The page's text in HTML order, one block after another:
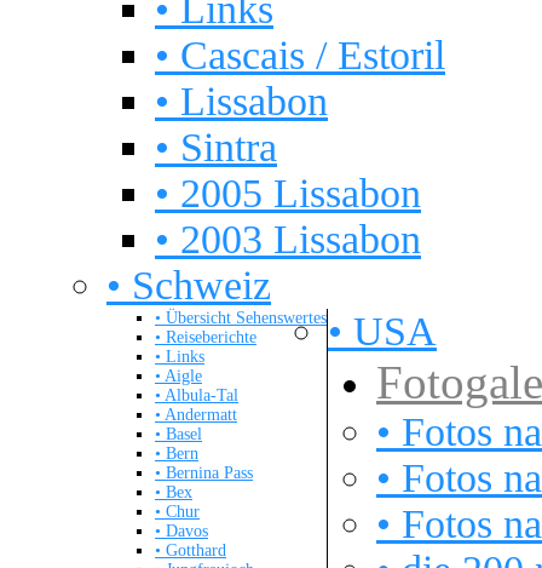
• Links
• Cascais / Estoril
• Lissabon
• Sintra
• 2005 Lissabon
• 2003 Lissabon
• Schweiz
• Übersicht Sehenswertes
• Reiseberichte
• Links
• Aigle
• Albula-Tal
• Andermatt
• Basel
• Bern
• Bernina Pass
• Bex
• Chur
• Davos
• Gotthard
• USA
• Fotos
• Fotos
• Fotos